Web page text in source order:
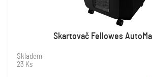
Skartovač Fellowes
Skladem
23 Ks